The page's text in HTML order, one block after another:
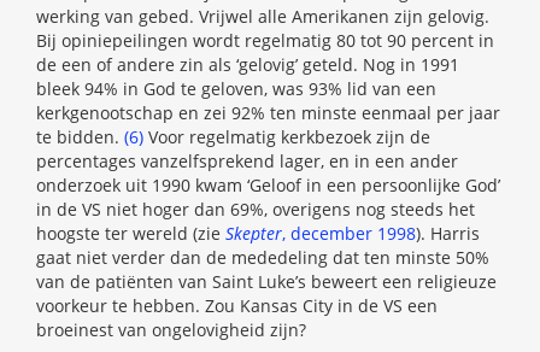
werking van gebed. Vrijwel alle Amerikanen zijn gelovig.
Bij opiniepeilingen wordt regelmatig 80 tot 90 percent in
de een of andere zin als ‘gelovig’ geteld. Nog in 1991
bleek 94% in God te geloven, was 93% lid van een
kerkgenootschap en zei 92% ten minste eenmaal per jaar
te bidden. (6) Voor regelmatig kerkbezoek zijn de
percentages vanzelfsprekend lager, en in een ander
onderzoek uit 1990 kwam ‘Geloof in een persoonlijke God’
in de VS niet hoger dan 69%, overigens nog steeds het
hoogste ter wereld (zie Skepter, december 1998). Harris
gaat niet verder dan de mededeling dat ten minste 50%
van de patiënten van Saint Luke’s beweert een religieuze
voorkeur te hebben. Zou Kansas City in de VS een
broeinest van ongelovigheid zijn?